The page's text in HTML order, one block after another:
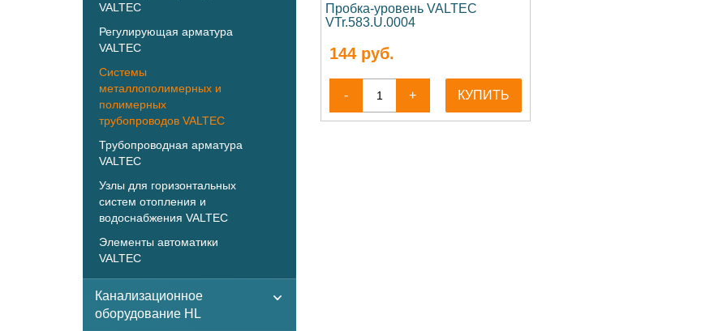
VALTEC
Регулирующая арматура
VALTEC
Системы
металлополимерных и
полимерных
трубопроводов VALTEC
Трубопроводная арматура
VALTEC
Узлы для горизонтальных
систем отопления и
водоснабжения VALTEC
Элементы автоматики
VALTEC
Канализационное
оборудование HL
Пробка-уровень VALTEC
VTr.583.U.0004
144руб.
- + КУПИТЬ